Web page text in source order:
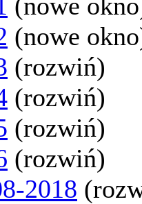
(nowe
(rozwiń)
(rozwiń)
(rozwiń)
(rozwiń)
2018